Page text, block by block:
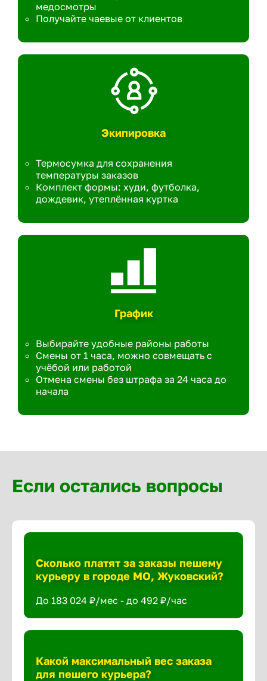
медосмотры
Получайте чаевые от клиентов
Экипировка
Термосумка для сохранения
температуры заказов
Комплект формы: худи, футболка,
дождевик, утеплённая куртка
График
Выбирайте удобные районы работы
Смены от 1 часа, можно совмещать с
учёбой или работой
Отмена смены без штрафа за 24 часа до
начала
Если остались вопросы
Сколько платят за заказы пешему
курьеру в городе МО, Жуковский?
До 183 024 ₽/мес - до 492 ₽/час
Какой максимальный вес заказа
для пешего курьера?